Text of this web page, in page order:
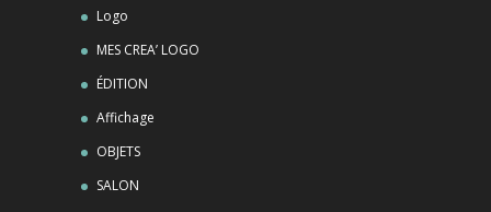
Logo
MES CREA’ LOGO
ÉDITION
Affichage
OBJETS
SALON